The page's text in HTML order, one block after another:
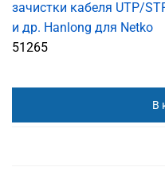
зачистки кабеля UTP/
и др. Hanlong для Netko
51265
В